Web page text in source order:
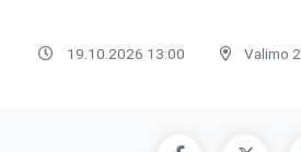
19.10.2026 13:00 Valimo